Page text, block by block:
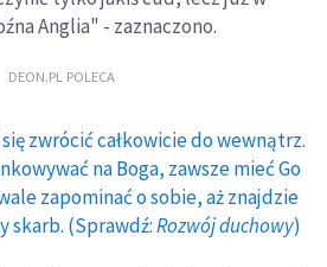
Anglia" - zaznaczono.
DEON.PL POLECA
zwrócić całkowicie do wewnątrz.
na Boga, zawsze mieć Go
zapominać o sobie, aż znajdzie
skarb. (Sprawdź:Rozwój duchowy)